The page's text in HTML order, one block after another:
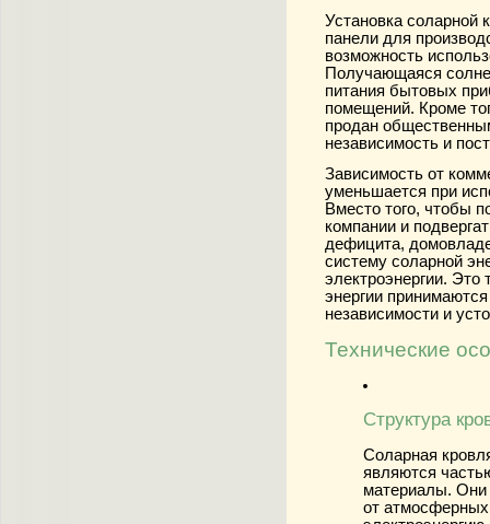
Установка соларной
панели для
возможность
Получающаяся
питания бытовых
помещений. Кроме
продан
независимость и
Зависимость от
уменьшается при
Вместо того, чтобы
компании и
дефицита,
систему соларной
электроэнергии. Это
энергии
независимости и
Технические
Структура
Соларная
являются
материалы. Они
от атмосферных